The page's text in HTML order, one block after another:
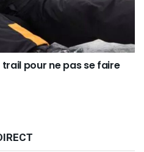
pour ne pas se faire